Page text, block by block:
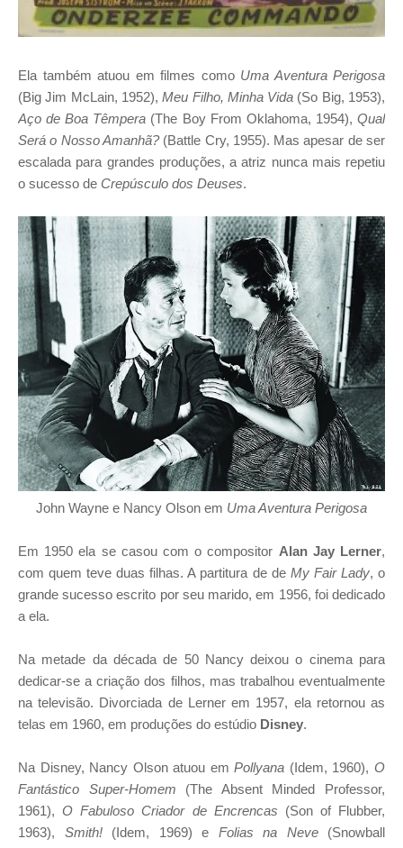
Ela também atuou em filmes como Uma Aventura Perigosa
(Big Jim McLain, 1952),Meu Filho, Minha Vida (So Big, 1953),
Aço de Boa Têmpera (The Boy From Oklahoma, 1954),Qual
Será o Nosso Amanhã?(Battle Cry, 1955). Mas apesar de ser
escalada para grandes produções, a atriz nunca mais repetiu
o sucesso de Crepúsculo dos Deuses.
John Wayne e Nancy Olson em Uma Aventura Perigosa
Em 1950 ela se casou com o compositor Alan Jay Lerner,
com quem teve duas filhas. A partitura de de My Fair Lady, o
grande sucesso escrito por seu marido, em 1956, foi dedicado
a ela.
Na metade da década de 50 Nancy deixou o cinema para
dedicar-se a criação dos filhos, mas trabalhou eventualmente
na televisão. Divorciada de Lerner em 1957, ela retornou as
telas em 1960, em produções do estúdio Disney.
Na Disney, Nancy Olson atuou emPollyana (Idem, 1960),O
Fantástico Super-Homem (The Absent Minded Professor,
1961),O Fabuloso Criador de Encrencas (Son of Flubber,
1963), Smith!(Idem, 1969) e Folias na Neve(Snowball